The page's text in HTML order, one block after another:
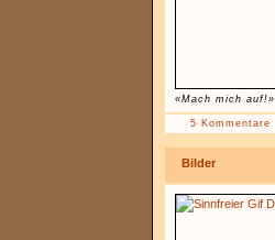
«Mach mich auf!»
5 Kommentare
Bilder